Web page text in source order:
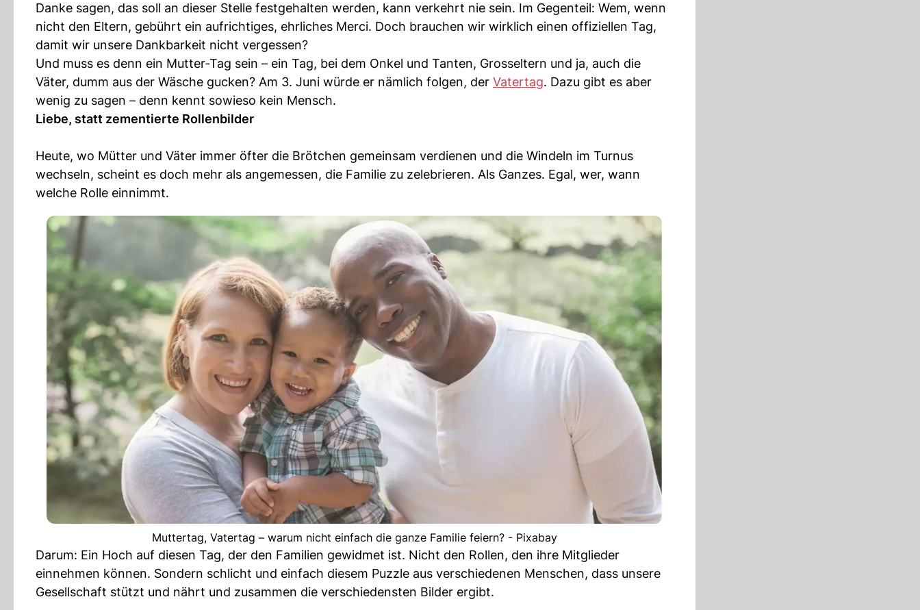
Danke sagen, das soll an dieser Stelle festgehalten werden, kann verkehrt nie sein. Im Gegenteil: Wem, wenn
nicht den Eltern, gebührt ein aufrichtiges, ehrliches Merci. Doch brauchen wir wirklich einen offiziellen Tag,
damit wir unsere Dankbarkeit nicht vergessen?
Und muss es denn ein Mutter-Tag sein – ein Tag, bei dem Onkel und Tanten, Grosseltern und ja, auch die
Väter, dumm aus der Wäsche gucken? Am 3. Juni würde er nämlich folgen, der Vatertag. Dazu gibt es aber
wenig zu sagen – denn kennt sowieso kein Mensch.
Liebe, statt zementierte Rollenbilder
Heute, wo Mütter und Väter immer öfter die Brötchen gemeinsam verdienen und die Windeln im Turnus
wechseln, scheint es doch mehr als angemessen, die Familie zu zelebrieren. Als Ganzes. Egal, wer, wann
welche Rolle einnimmt.
Muttertag, Vatertag – warum nicht einfach die ganze Familie feiern? - Pixabay
Darum: Ein Hoch auf diesen Tag, der den Familien gewidmet ist. Nicht den Rollen, den ihre Mitglieder
einnehmen können. Sondern schlicht und einfach diesem Puzzle aus verschiedenen Menschen, dass unsere
Gesellschaft stützt und nährt und zusammen die verschiedensten Bilder ergibt.